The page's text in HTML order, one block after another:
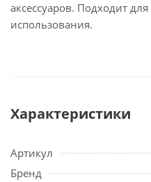
аксессуаров. Подходит
использования.
Характеристики
Артикул
Бренд